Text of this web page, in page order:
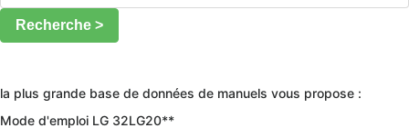
Recherche >
la plus grande base de données de manuels vous propose :
Mode d'emploi LG 32LG20**